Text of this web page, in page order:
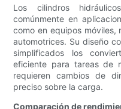
Los cilindros
comúnmente en
como en equipos móviles,
automotrices. Su diseño
simplificados los
eficiente para tareas de
requieren cambios de
preciso sobre la carga.
Comparación de